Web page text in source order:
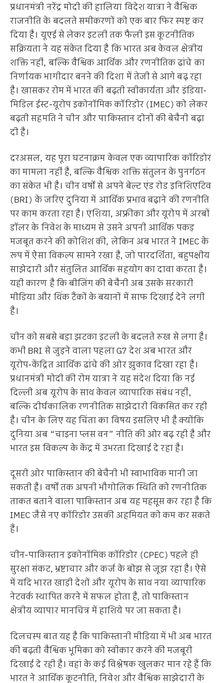
प्रधानमंत्री नरेंद्र मोदी की हालिया विदेश यात्रा ने वैश्विक
राजनीति के बदलते समीकरणों को एक बार फिर स्पष्ट कर
दिया है। यूएई से लेकर इटली तक फैली इस कूटनीतिक
सक्रियता ने यह संकेत दिया है कि भारत अब केवल क्षेत्रीय
शक्ति नहीं, बल्कि वैश्विक आर्थिक और रणनीतिक ढांचे का
निर्णायक भागीदार बनने की दिशा में तेजी से आगे बढ़ रहा
है। खासकर रोम में भारत की बढ़ती स्वीकार्यता और इंडिया-
मिडिल ईस्ट-यूरोप इकोनॉमिक कॉरिडोर (IMEC) को लेकर
बढ़ती सहमति ने चीन और पाकिस्तान दोनों की बेचैनी बढ़ा
दी है।
दरअसल, यह पूरा घटनाक्रम केवल एक व्यापारिक कॉरिडोर
का मामला नहीं है, बल्कि वैश्विक शक्ति संतुलन के पुनर्गठन
का संकेत भी है। चीन वर्षों से अपने बेल्ट एंड रोड इनिशिएटिव
(BRI) के जरिए दुनिया में आर्थिक प्रभाव बढ़ाने की रणनीति
पर काम करता रहा है। एशिया, अफ्रीका और यूरोप में अरबों
डॉलर के निवेश के माध्यम से उसने अपनी आर्थिक पकड़
मजबूत करने की कोशिश की, लेकिन अब भारत ने IMEC के
रूप में ऐसा विकल्प सामने रखा है, जो पारदर्शिता, बहुपक्षीय
साझेदारी और संतुलित आर्थिक सहयोग का दावा करता है।
यही कारण है कि बीजिंग की बेचैनी अब उसके सरकारी
मीडिया और थिंक टैंकों के बयानों में साफ दिखाई देने लगी
है।
चीन को सबसे बड़ा झटका इटली के बदलते रुख से लगा है।
कभी BRI से जुड़ने वाला पहला G7 देश अब भारत और
यूरोप-केंद्रित आर्थिक ढांचे की ओर झुकाव दिखा रहा है।
प्रधानमंत्री मोदी की रोम यात्रा ने यह संदेश दिया कि नई
दिल्ली अब यूरोप के साथ केवल व्यापारिक संबंध नहीं,
बल्कि दीर्घकालिक रणनीतिक साझेदारी विकसित कर रही
है। चीन के लिए यह चिंता का विषय इसलिए भी है क्योंकि
दुनिया अब “चाइना प्लस वन” नीति की ओर बढ़ रही है और
भारत इस विकल्प के केंद्र में उभरता दिखाई दे रहा है।
दूसरी ओर पाकिस्तान की बेचैनी भी स्वाभाविक मानी जा
सकती है। वर्षों तक अपनी भौगोलिक स्थिति को रणनीतिक
ताकत बताने वाला पाकिस्तान अब यह महसूस कर रहा है कि
IMEC जैसे नए कॉरिडोर उसकी अहमियत को कम कर सकते
हैं।
चीन-पाकिस्तान इकोनॉमिक कॉरिडोर (CPEC) पहले ही
सुरक्षा संकट, भ्रष्टाचार और कर्ज के बोझ से जूझ रहा है। ऐसे
में यदि भारत खाड़ी देशों और यूरोप के साथ नया व्यापारिक
नेटवर्क स्थापित करने में सफल होता है, तो पाकिस्तान
क्षेत्रीय व्यापार मानचित्र में हाशिये पर जा सकता है।
दिलचस्प बात यह है कि पाकिस्तानी मीडिया में भी अब भारत
की बढ़ती वैश्विक भूमिका को स्वीकार करने की मजबूरी
दिखाई दे रही है। वहां के कई विश्लेषक खुलकर मान रहे हैं कि
भारत ने आर्थिक कूटनीति, निवेश और वैश्विक साझेदारी के